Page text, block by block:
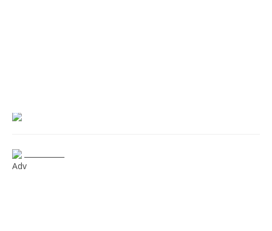
Adv